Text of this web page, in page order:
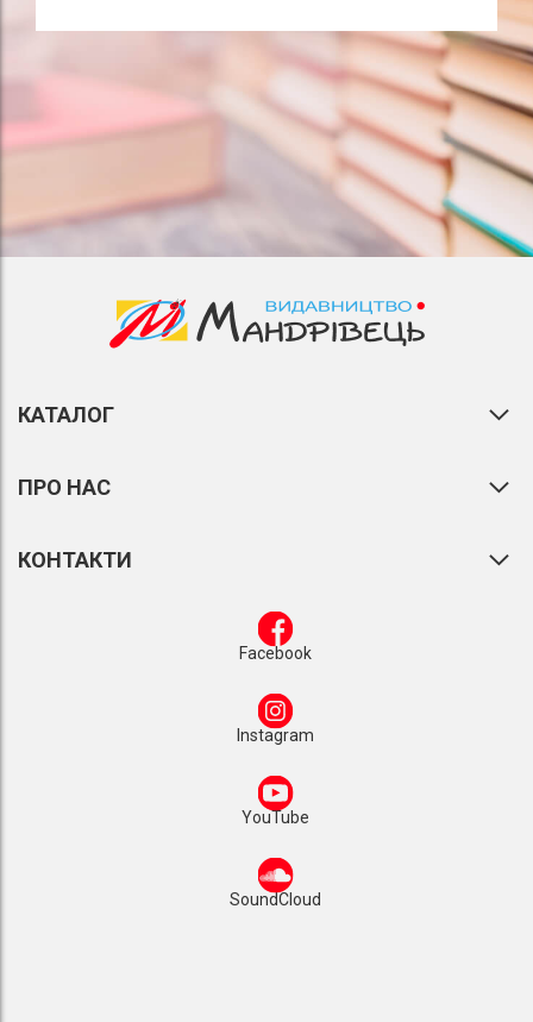
КАТАЛОГ
ПРО НАС
КОНТАКТИ
Facebook
Instagram
YouTube
SoundCloud